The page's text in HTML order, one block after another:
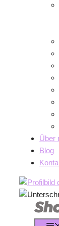
Über
Blog